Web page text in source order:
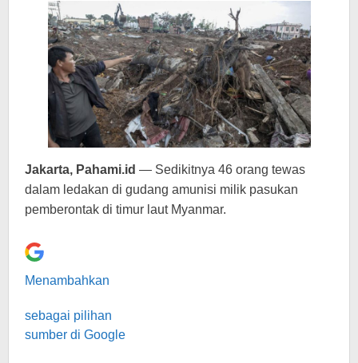
Jakarta, Pahami.id — Sedikitnya 46 orang tewas
dalam ledakan di gudang amunisi milik pasukan
pemberontak di timur laut Myanmar.
Menambahkan
sebagai pilihan
sumber di Google